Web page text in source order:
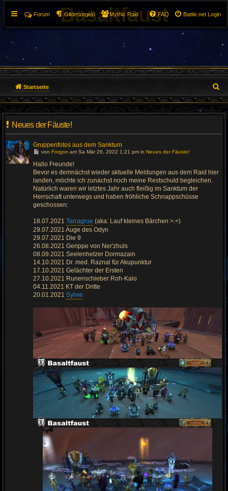
Basaltfaust Battle.net Login
FAQ
Forum Gildenregeln Mythic Raid
Startseite
u
h
Neues der Fäuste!
Gruppenfotos aus dem Sanktum
G
h
e
z
u
l
e
z
e
n
B
e
i
t
r
a
g
von Forgon am Sa Mär 26, 2022 1:21 pm in Neues der Fäuste!
Hallo Freunde!
Bevor es demnächst wieder aktuelle Meldungen aus dem Raid hier
landen, möchte ich zunächst noch meine Restschuld begleichen.
Natürlich waren wir letztes Jahr auch fleißig im Sanktum der
Herrschaft unterwegs und haben fröhliche Schnappschüsse
geschossen:
18.07.2021 Tarragrue (aka: Lauf kleines Bärchen >.<)
29.07.2021 Auge des Odyn
29.07.2021 Die 9
26.08.2021 Gerippe von Ner'zhuls
08.09.2021 Seelenhetzer Dormazain
14.10.2021 Dr. med. Raznal für Akupunktur
17.10.2021 Gelächter der Ersten
27.10.2021 Runenschieber Roh-Kalo
04.11.2021 KT der Dritte
20.01.2021 Sylvie